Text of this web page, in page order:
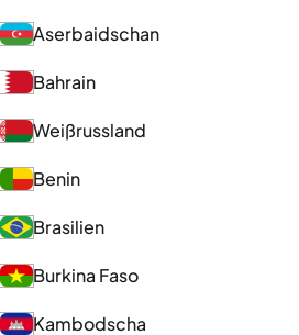
Aserbaidschan
Bahrain
Weißrussland
Benin
Brasilien
Burkina Faso
Kambodscha